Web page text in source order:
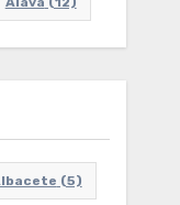
(5)